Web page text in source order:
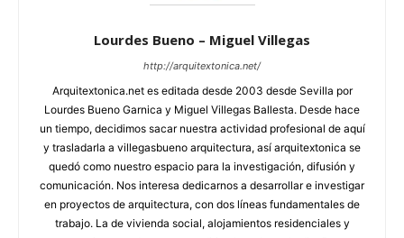
Lourdes Bueno – Miguel Villegas
http://arquitextonica.net/
Arquitextonica.net es editada desde 2003 desde Sevilla por
Lourdes Bueno Garnica y Miguel Villegas Ballesta. Desde hace
un tiempo, decidimos sacar nuestra actividad profesional de aquí
y trasladarla a villegasbueno arquitectura, así arquitextonica se
quedó como nuestro espacio para la investigación, difusión y
comunicación. Nos interesa dedicarnos a desarrollar e investigar
en proyectos de arquitectura, con dos líneas fundamentales de
trabajo. La de vivienda social, alojamientos residenciales y